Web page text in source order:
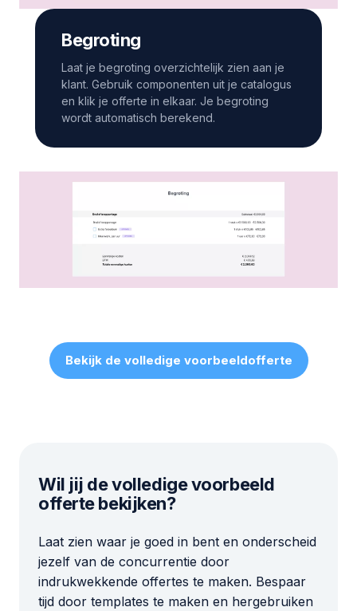
Begroting
Laat je begroting overzichtelijk zien aan je
klant. Gebruik componenten uit je catalogus
en klik je offerte in elkaar. Je begroting
wordt automatisch berekend.
Bekijk de volledige voorbeeldofferte
Wil jij de volledige voorbeeld
offerte bekijken?
Laat zien waar je goed in bent en onderscheid
jezelf van de concurrentie door
indrukwekkende offertes te maken. Bespaar
tijd door templates te maken en hergebruiken